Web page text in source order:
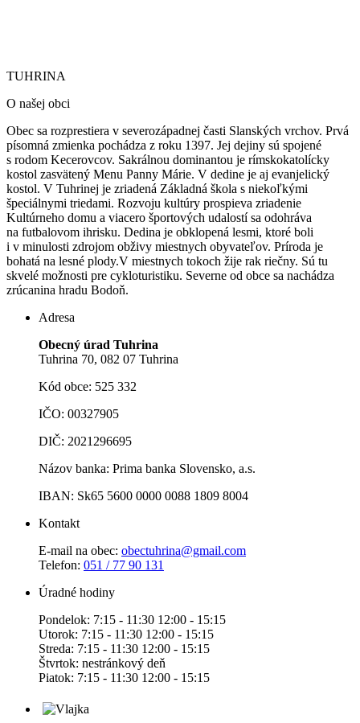
TUHRINA
O našej obci
Obec sa rozprestiera v severozápadnej časti Slanských vrchov. Prvá
písomná zmienka pochádza z roku 1397. Jej dejiny sú spojené
s rodom Kecerovcov. Sakrálnou dominantou je rímskokatolícky
kostol zasvätený Menu Panny Márie. V dedine je aj evanjelický
kostol. V Tuhrinej je zriadená Základná škola s niekoľkými
špeciálnymi triedami. Rozvoju kultúry prospieva zriadenie
Kultúrneho domu a viacero športových udalostí sa odohráva
na futbalovom ihrisku. Dedina je obklopená lesmi, ktoré boli
i v minulosti zdrojom obživy miestnych obyvateľov. Príroda je
bohatá na lesné plody.V miestnych tokoch žije rak riečny. Sú tu
skvelé možnosti pre cykloturistiku. Severne od obce sa nachádza
zrúcanina hradu Bodoň.
Adresa
Obecný úrad Tuhrina
Tuhrina 70, 082 07 Tuhrina
Kód obce: 525 332
IČO: 00327905
DIČ: 2021296695
Názov banka: Prima banka Slovensko, a.s.
IBAN: Sk65 5600 0000 0088 1809 8004
Kontakt
E-mail na obec: obectuhrina@gmail.com
Telefon: 051 / 77 90 131
Úradné hodiny
Pondelok: 7:15 - 11:30 12:00 - 15:15
Utorok: 7:15 - 11:30 12:00 - 15:15
Streda: 7:15 - 11:30 12:00 - 15:15
Štvrtok: nestránkový deň
Piatok: 7:15 - 11:30 12:00 - 15:15